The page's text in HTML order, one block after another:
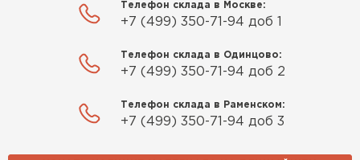
Телефон склада в Москве:
+7 (499) 350-71-94 доб 1
Телефон склада в Одинцово:
+7 (499) 350-71-94 доб 2
Телефон склада в Раменском:
+7 (499) 350-71-94 доб 3